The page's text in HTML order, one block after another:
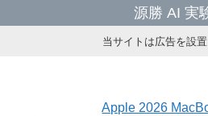
源勝 AI 実
当サイトは広告を設
Apple 2026